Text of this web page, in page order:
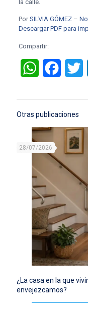
la calle.
PorSILVIA GÓMEZ–
Descargar PDF para
Compartir:
WhatsApp
Otras publicaciones
28/07/2026
¿La casa en la que
envejezcamos?